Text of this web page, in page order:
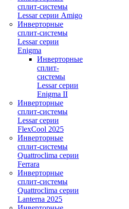
сплит-системы
Lessar серии Amigo
Инверторные
сплит-системы
Lessar серии
Enigma
Инверторные
сплит-
системы
Lessar серии
Enigma II
Инверторные
сплит-системы
Lessar серии
FlexCool 2025
Инверторные
сплит-системы
Quattroclima серии
Ferrara
Инверторные
сплит-системы
Quattroclima серии
Lanterna 2025